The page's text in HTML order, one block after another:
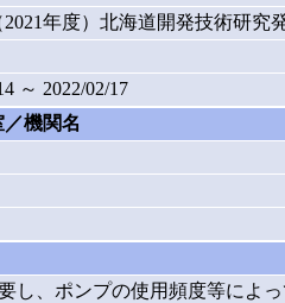
2021年度）北海道開発技術研究
～ 2022/02/17
機関名
し、ポンプの使用頻度等によ